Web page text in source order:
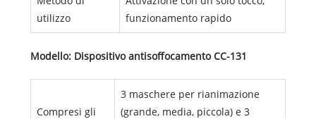
utilizzo
funzionamento rapido
Modello: Dispositivo antisoffocamento CC-131
Compresi gli
3 maschere per rianimazione
(grande, media, piccola) e 3